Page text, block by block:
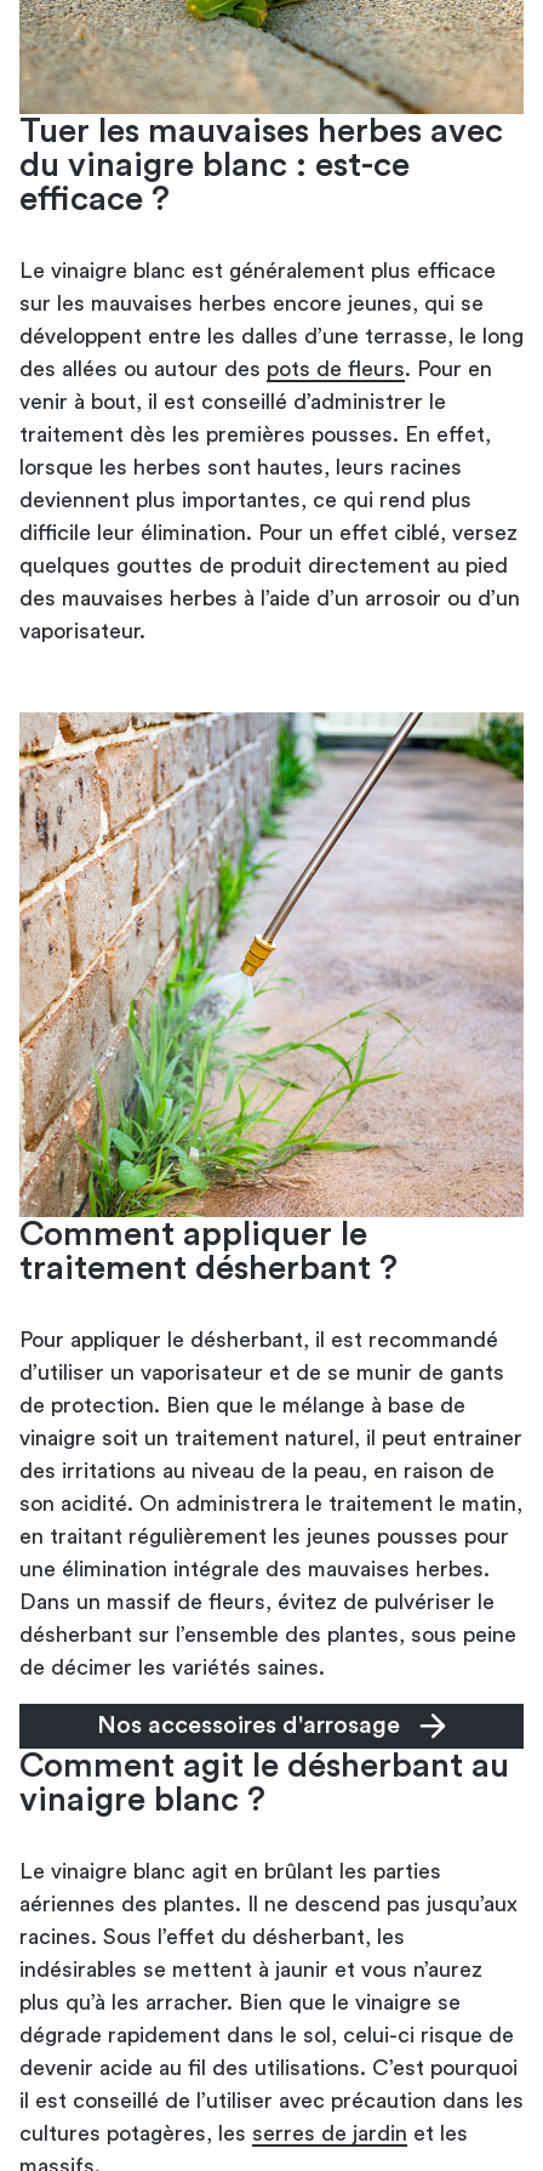
Tuer les mauvaises herbes avec
du vinaigre blanc : est-ce
efficace ?
Le vinaigre blanc est généralement plus efficace
sur les mauvaises herbes encore jeunes, qui se
développent entre les dalles d’une terrasse, le long
des allées ou autour des pots de fleurs. Pour en
venir à bout, il est conseillé d’administrer le
traitement dès les premières pousses. En effet,
lorsque les herbes sont hautes, leurs racines
deviennent plus importantes, ce qui rend plus
difficile leur élimination. Pour un effet ciblé, versez
quelques gouttes de produit directement au pied
des mauvaises herbes à l’aide d’un arrosoir ou d’un
vaporisateur.
Comment appliquer le
traitement désherbant ?
Pour appliquer le désherbant, il est recommandé
d’utiliser un vaporisateur et de se munir de gants
de protection. Bien que le mélange à base de
vinaigre soit un traitement naturel, il peut entrainer
des irritations au niveau de la peau, en raison de
son acidité. On administrera le traitement le matin,
en traitant régulièrement les jeunes pousses pour
une élimination intégrale des mauvaises herbes.
Dans un massif de fleurs, évitez de pulvériser le
désherbant sur l’ensemble des plantes, sous peine
de décimer les variétés saines.
Nos accessoires d'arrosage
Comment agit le désherbant au
vinaigre blanc ?
Le vinaigre blanc agit en brûlant les parties
aériennes des plantes. Il ne descend pas jusqu’aux
racines. Sous l’effet du désherbant, les
indésirables se mettent à jaunir et vous n’aurez
plus qu’à les arracher. Bien que le vinaigre se
dégrade rapidement dans le sol, celui-ci risque de
devenir acide au fil des utilisations. C’est pourquoi
il est conseillé de l’utiliser avec précaution dans les
cultures potagères, les serres de jardin et les
massifs.